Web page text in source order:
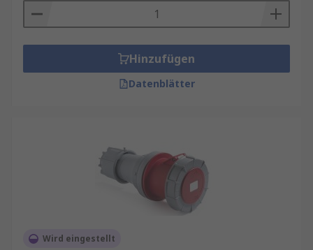
Hinzufügen
Datenblätter
Wird eingestellt